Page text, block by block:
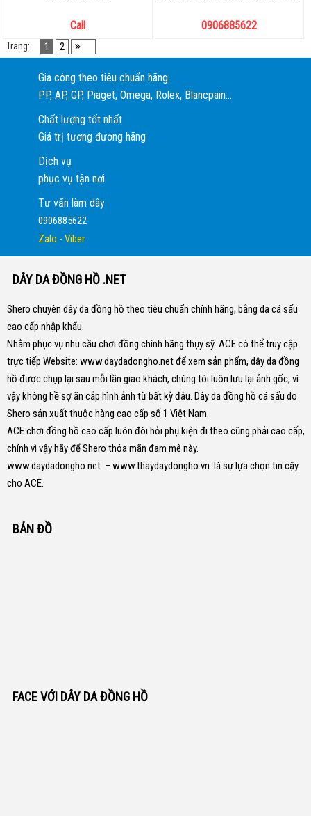
Call 0906885622
Trang: 1 2
Gia công theo tiêu chuẩn hãng:
PP, AP, GP, Piaget, Omega, Rolex, Blancpain...
Chất lượng tốt nhất
Giá trị tương đương hãng
Dịch vụ
phục vụ tận nơi
Tư vấn làm dây
0906885622
Zalo - Viber
DÂY DA ĐỒNG HỒ .NET
Shero chuyên dây da đồng hồ theo tiêu chuẩn chính hãng, bằng da cá sấu
cao cấp nhập khẩu.
Nhằm phục vụ nhu cầu chơi đồng chính hãng thụy sỹ. ACE có thể truy cập
trực tiếp Website: www.daydadongho.netđể xem sản phẩm, dây da đồng
hồ được chụp lại sau mỗi lần giao khách, chúng tôi luôn lưu lại ảnh gốc, vì
vậy không hề sợ ăn cắp hình ảnh từ bất kỳ đâu. Dây da đồng hồ cá sấu do
Shero sản xuất thuộc hàng cao cấp số 1 Việt Nam.
ACE chơi đồng hồ cao cấp luôn đòi hỏi phụ kiện đi theo cũng phải cao cấp,
chính vì vậy hãy để Shero thỏa mãn đam mê này.
www.daydadongho.net – www.thaydaydongho.vn là sự lựa chọn tin cậy
cho ACE.
BẢN ĐỒ
FACE VỚI DÂY DA ĐỒNG HỒ